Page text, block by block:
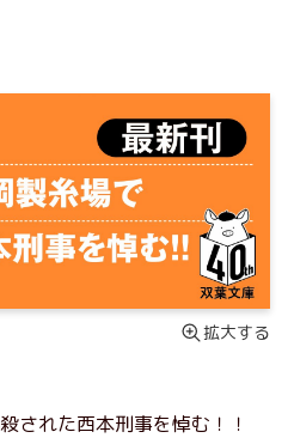
拡大する
された西本刑事を悼む！！